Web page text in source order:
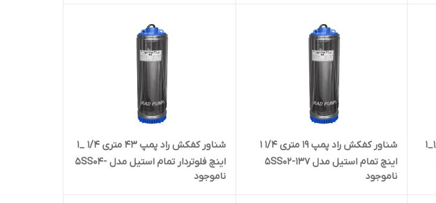
شناور کفکش راد پمپ ۹۴ متری ۱/۴_۱
شناور کفکش راد پمپ ۱۹ متری ۱/۴ ۱
اینچ تمام استیل مدل 5SS02-137
ناموجود
شناور کفکش راد پمپ ۴۳ متری ۱/۴ _۱
اینچ فلوتردار تمام استیل مدل 5SS04-
137
ناموجود